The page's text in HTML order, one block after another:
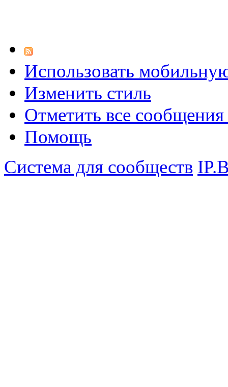
Использовать
Изменить стиль
Отметить все
Помощь
Система для сообществ